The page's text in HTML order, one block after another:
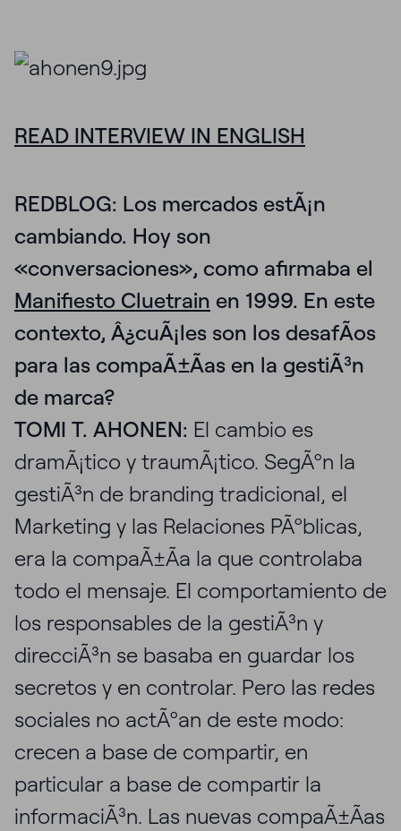
READ INTERVIEW IN ENGLISH
REDBLOG: Los mercados estÃ¡n
cambiando. Hoy son
«conversaciones», como afirmaba el
Manifiesto Cluetrain en 1999. En este
contexto, Â¿cuÃ¡les son los desafÃ­os
para las compaÃ±Ã­as en la gestiÃ³n
de marca?
TOMI T. AHONEN: El cambio es
dramÃ¡tico y traumÃ¡tico. SegÃºn la
gestiÃ³n de branding tradicional, el
Marketing y las Relaciones PÃºblicas,
era la compaÃ±Ã­a la que controlaba
todo el mensaje. El comportamiento de
los responsables de la gestiÃ³n y
direcciÃ³n se basaba en guardar los
secretos y en controlar. Pero las redes
sociales no actÃºan de este modo:
crecen a base de compartir, en
particular a base de compartir la
informaciÃ³n. Las nuevas compaÃ±Ã­as